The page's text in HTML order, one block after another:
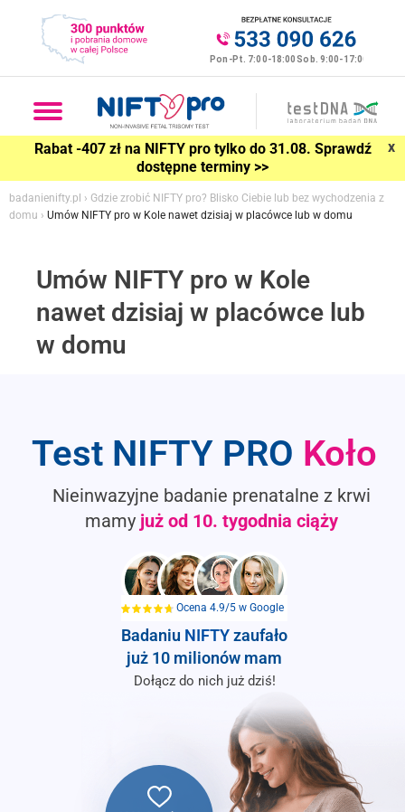
Rabat -407 zł na NIFTY pro tylko do 31.08. Sprawdź
dostępne terminy >>
x
badanienifty.pl › Gdzie zrobić NIFTY pro? Blisko Ciebie lub bez wychodzenia z
domu › Umów NIFTY pro w Kole nawet dzisiaj w placówce lub w domu
Umów NIFTY pro w Kole
nawet dzisiaj w placówce lub
w domu
Test NIFTY PRO Koło
Nieinwazyjne badanie prenatalne z krwi
mamy już od 10. tygodnia ciąży
Ocena 4.9/5 w Google
Badaniu NIFTYzaufało
już 10 milionów mam
Dołącz do nich już dziś!